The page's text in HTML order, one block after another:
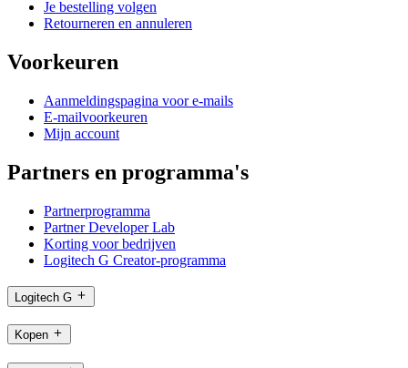
Je bestelling volgen
Retourneren en annuleren
Voorkeuren
Aanmeldingspagina voor e-mails
E-mailvoorkeuren
Mijn account
Partners en programma's
Partnerprogramma
Partner Developer Lab
Korting voor bedrijven
Logitech G Creator-programma
Logitech G
Kopen